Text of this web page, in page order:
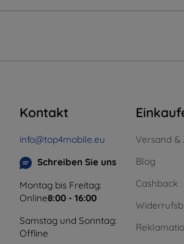
Kontakt
info@top4mobile.eu
Schreiben Sie uns
Montag bis Freitag:
Online8:00 - 16:00
Samstag und Sonntag:
Offline
Versand &
Blog
Cashback